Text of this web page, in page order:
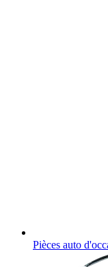
Pièces auto